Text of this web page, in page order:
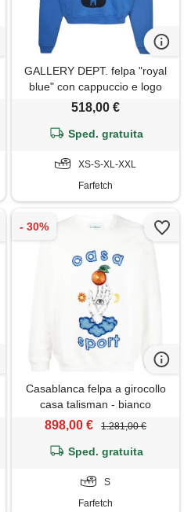
GALLERY DEPT. felpa "royal
blue" con cappuccio e logo
guanti da boxe
518,00 €
Sped. gratuita
XS-S-XL-XXL
Farfetch
Casablanca felpa a girocollo
casa talisman - bianco
898,00 € 1.281,00 €
Sped. gratuita
S
Farfetch